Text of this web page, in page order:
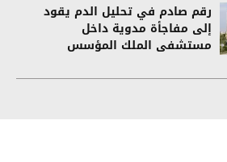
رقم صادم في تحليل الدم يقود
إلى مفاجأة مدوية داخل
مستشفى الملك المؤسس